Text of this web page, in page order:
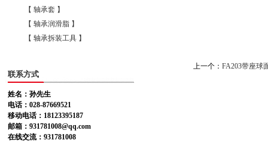
【 轴承套 】
【 轴承润滑脂 】
【 轴承拆装工具 】
联系方式
姓名：孙先生
电话：028-87669521
移动电话：18123395187
邮箱：931781008@qq.com
在线交流：931781008
上一个： FA203带座球